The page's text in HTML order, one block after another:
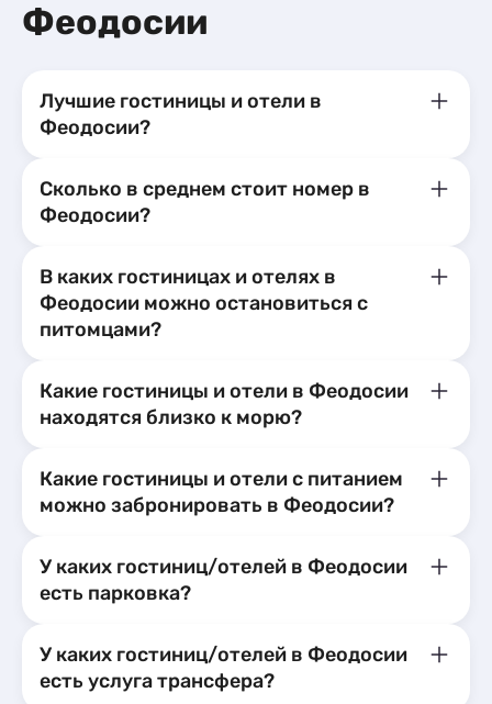
Феодосии
Лучшие гостиницы и отели в
Феодосии?
Сколько в среднем стоит номер в
Феодосии?
В каких гостиницах и отелях в
Феодосии можно остановиться с
питомцами?
Какие гостиницы и отели в Феодосии
находятся близко к морю?
Какие гостиницы и отели с питанием
можно забронировать в Феодосии?
У каких гостиниц/отелей в Феодосии
есть парковка?
У каких гостиниц/отелей в Феодосии
есть услуга трансфера?